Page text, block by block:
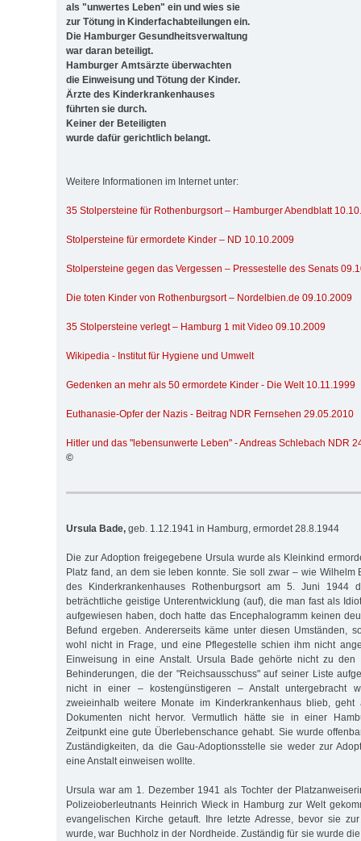
als "unwertes Leben" ein und wies sie
zur Tötung in Kinderfachabteilungen ein.
Die Hamburger Gesundheitsverwaltung
war daran beteiligt.
Hamburger Amtsärzte überwachten
die Einweisung und Tötung der Kinder.
Ärzte des Kinderkrankenhauses
führten sie durch.
Keiner der Beteiligten
wurde dafür gerichtlich belangt.
Weitere Informationen im Internet unter:
35 Stolpersteine für Rothenburgsort – Hamburger Abendblatt
Stolpersteine für ermordete Kinder – ND 10.10.2009
Stolpersteine gegen das Vergessen – Pressestelle des Senats
Die toten Kinder von Rothenburgsort – Nordelbien.de 09.10.2009
35 Stolpersteine verlegt – Hamburg 1 mit Video 09.10.2009
Wikipedia - Institut für Hygiene und Umwelt
Gedenken an mehr als 50 ermordete Kinder - Die Welt 10.11.1999
Euthanasie-Opfer der Nazis - Beitrag NDR Fernsehen 29.05.2010
Hitler und das "lebensunwerte Leben" - Andreas Schlebach NDR
©
Ursula Bade, geb. 1.12.1941 in Hamburg, ermordet 28.8.1944
Die zur Adoption freigegebene Ursula wurde als Kleinkind
Platz fand, an dem sie leben konnte. Sie soll zwar – wie Wilhelm
des Kinderkrankenhauses Rothenburgsort am 5. Juni 1944
beträchtliche geistige Unterentwicklung (auf), die man fast als
aufgewiesen haben, doch hatte das Encephalogramm keinen
Befund ergeben. Andererseits käme unter diesen Umständen,
wohl nicht in Frage, und eine Pflegestelle schien ihm nicht
Einweisung in eine Anstalt. Ursula Bade gehörte nicht zu den
Behinderungen, die der "Reichsausschuss" auf seiner Liste
nicht in einer – kostengünstigeren – Anstalt untergebracht
zweieinhalb weitere Monate im Kinderkrankenhaus blieb, geht
Dokumenten nicht hervor. Vermutlich hätte sie in einer
Zeitpunkt eine gute Überlebenschance gehabt. Sie wurde
Zuständigkeiten, da die Gau-Adoptionsstelle sie weder zur
eine Anstalt einweisen wollte.
Ursula war am 1. Dezember 1941 als Tochter der
Polizeioberleutnants Heinrich Wieck in Hamburg zur Welt
evangelischen Kirche getauft. Ihre letzte Adresse, bevor sie
wurde, war Buchholz in der Nordheide. Zuständig für sie wurde